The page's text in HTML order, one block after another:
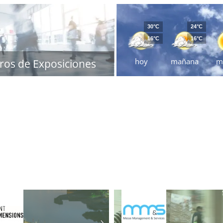
de Exposiciones hoy
30°C
16°C
mañana
24°C
16°C